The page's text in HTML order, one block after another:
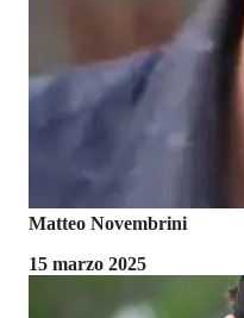
Matteo Novembrini
15 marzo 2025